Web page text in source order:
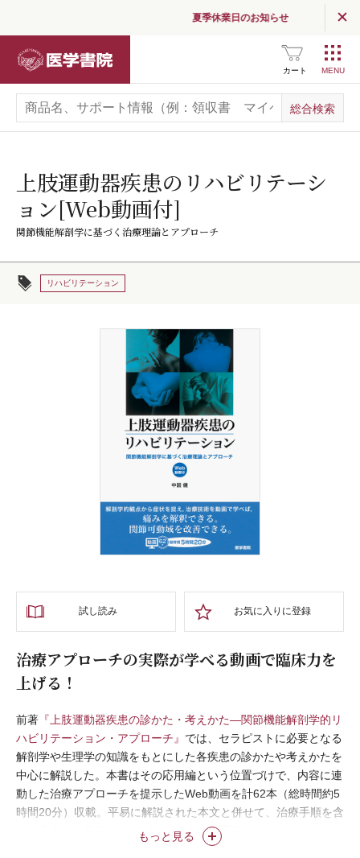
夏季休業日のお知らせ
カート
上肢運動器疾患のリハビリテーシ
ョン[Web動画付]
関節機能解剖学に基づく治療理論とアプローチ
リハビリテーション
試し読み お気に入りに登録
治療アプローチの実際が学べる動画で臨床力を
上げる！
もっと見る
前著 『上肢運動器疾患の診かた・考えかた―関節機能解剖学的リ
ハビリテーション・アプローチ』 では、セラピストに必要となる
解剖学や生理学の知識をもとにした各疾患の診かたや考えかたを
中心に解説した。本書はその応用編という位置づけで、内容に連
動した治療アプローチを提示したWeb動画を計62本（総時間約5
時間20分）収載。平易に解説された本文と併せて、治療手順を含
めた患者への具体的なアプローチ方法が理解できる。